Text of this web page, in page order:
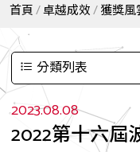
首頁 卓越成效 獲獎
分類列表
2023.08.08
2022第十六屆